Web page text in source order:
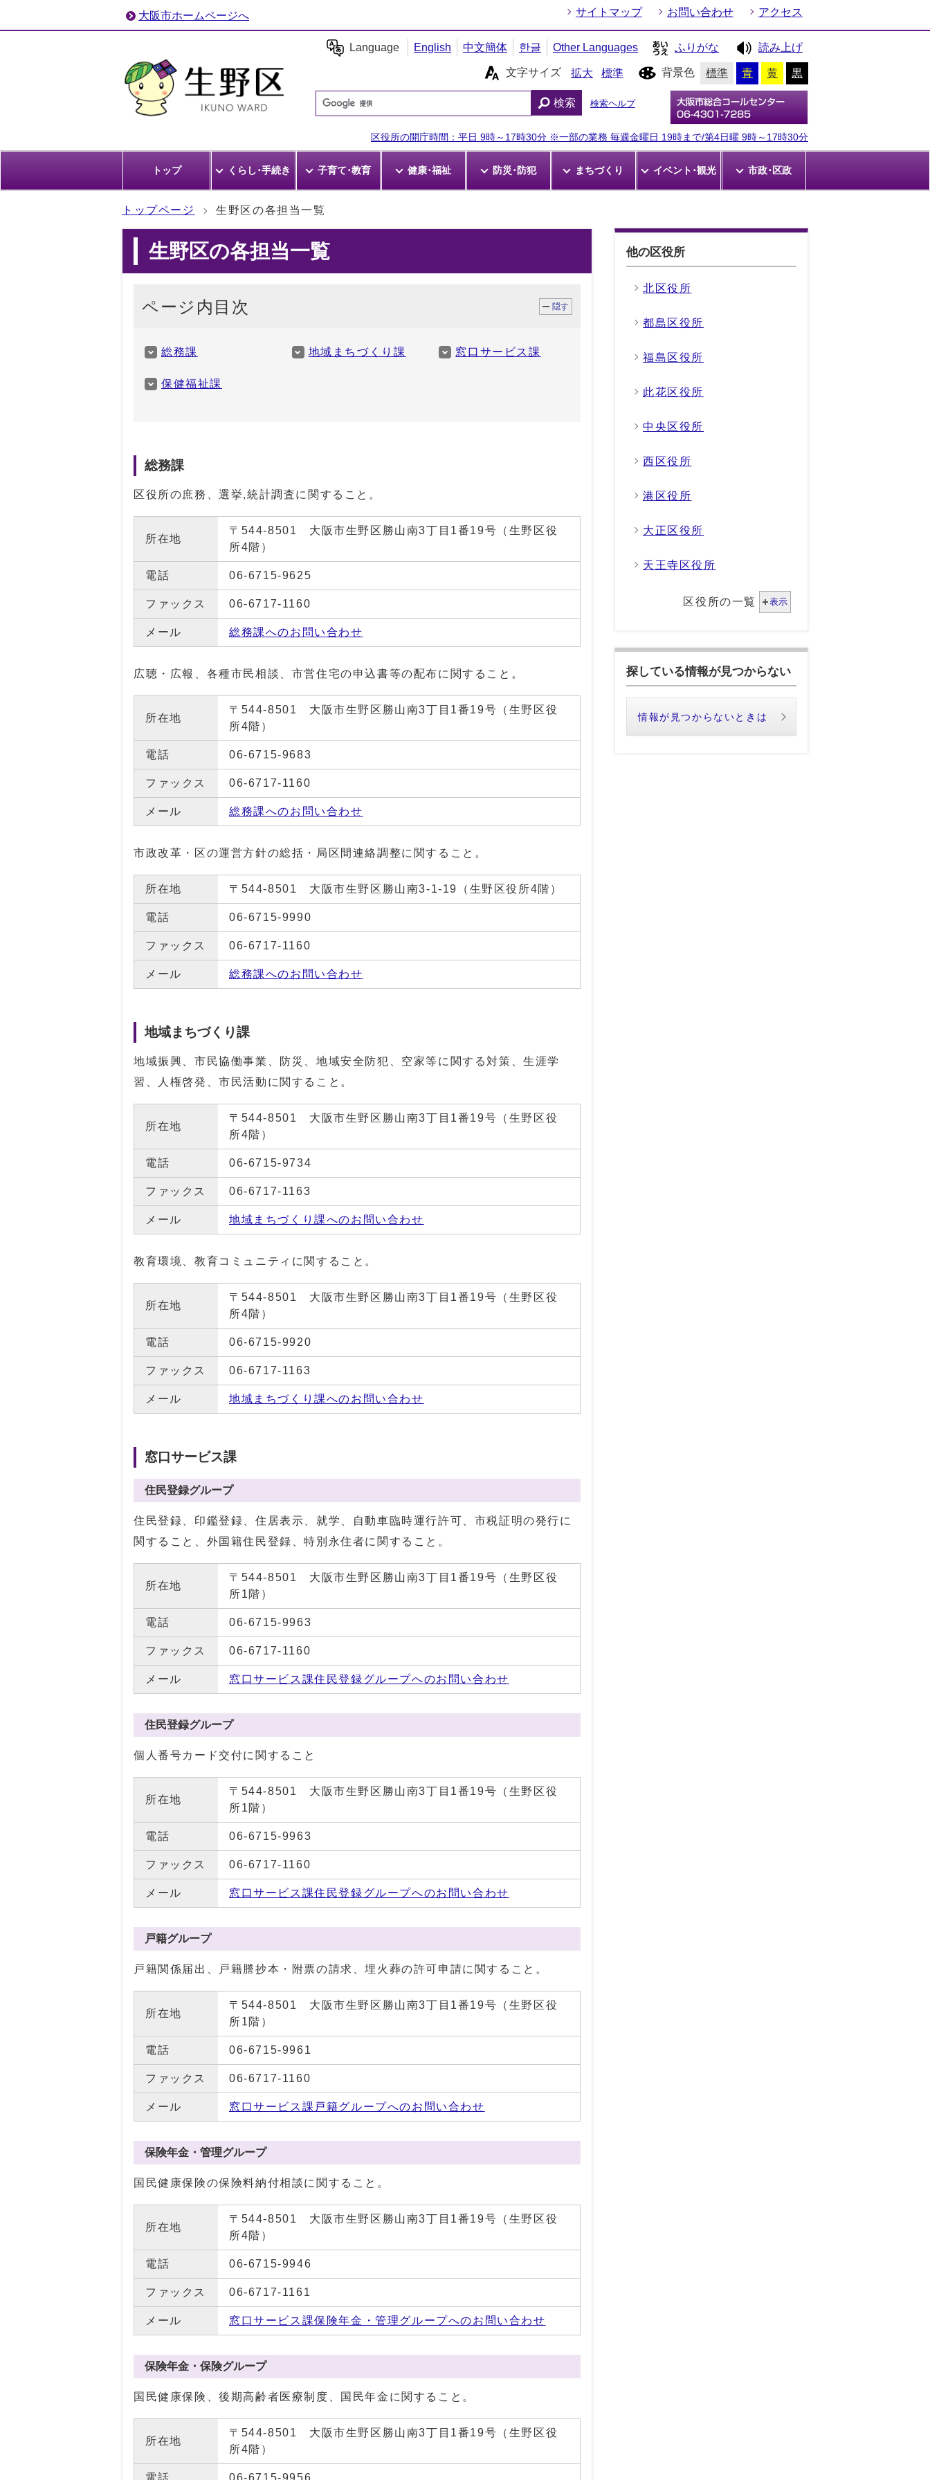
大阪市ホームページへ サイトマップ お問い合わせ アクセス
Language English 中文簡体 한글 Other Languages ふりがな 読み上げ
文字サイズ 拡大 標準 背景色 標準 青 黄 黒
検索 検索ヘルプ
区役所の開庁時間：平日 9時～17時30分 ※一部の業務 毎週金曜日 19時まで/第4日曜 9時～17時30分
トップ くらし･手続き 子育て･教育 健康･福祉 防災･防犯 まちづくり イベント･観光 市政･区政
トップページ 生野区の各担当一覧
生野区の各担当一覧
ページ内目次 隠す
総務課 地域まちづくり課 窓口サービス課
保健福祉課
総務課
区役所の庶務、選挙,統計調査に関すること。
所在地
〒544-8501 大阪市生野区勝山南3丁目1番19号（生野区役
所4階）
電話 06-6715-9625
ファックス 06-6717-1160
メール 総務課へのお問い合わせ
広聴・広報、各種市民相談、市営住宅の申込書等の配布に関すること。
所在地
〒544-8501 大阪市生野区勝山南3丁目1番19号（生野区役
所4階）
電話 06-6715-9683
ファックス 06-6717-1160
メール 総務課へのお問い合わせ
市政改革・区の運営方針の総括・局区間連絡調整に関すること。
所在地 〒544-8501 大阪市生野区勝山南3-1‐19（生野区役所4階）
電話 06-6715-9990
ファックス 06-6717-1160
メール 総務課へのお問い合わせ
地域まちづくり課
地域振興、市民協働事業、防災、地域安全防犯、空家等に関する対策、生涯学
習、人権啓発、市民活動に関すること。
所在地
〒544-8501 大阪市生野区勝山南3丁目1番19号（生野区役
所4階）
電話 06-6715-9734
ファックス 06-6717-1163
メール 地域まちづくり課へのお問い合わせ
教育環境、教育コミュニティに関すること。
所在地
〒544-8501 大阪市生野区勝山南3丁目1番19号（生野区役
所4階）
電話 06-6715-9920
ファックス 06-6717-1163
メール 地域まちづくり課へのお問い合わせ
窓口サービス課
住民登録グループ
住民登録、印鑑登録、住居表示、就学、自動車臨時運行許可、市税証明の発行に
関すること、外国籍住民登録、特別永住者に関すること。
所在地
〒544-8501 大阪市生野区勝山南3丁目1番19号（生野区役
所1階）
電話 06-6715-9963
ファックス 06-6717-1160
メール 窓口サービス課住民登録グループへのお問い合わせ
住民登録グループ
個人番号カード交付に関すること
所在地
〒544-8501 大阪市生野区勝山南3丁目1番19号（生野区役
所1階）
電話 06-6715-9963
ファックス 06-6717-1160
メール 窓口サービス課住民登録グループへのお問い合わせ
戸籍グループ
戸籍関係届出、戸籍謄抄本・附票の請求、埋火葬の許可申請に関すること。
所在地
〒544-8501 大阪市生野区勝山南3丁目1番19号（生野区役
所1階）
電話 06-6715-9961
ファックス 06-6717-1160
メール 窓口サービス課戸籍グループへのお問い合わせ
保険年金・管理グループ
国民健康保険の保険料納付相談に関すること。
所在地
〒544-8501 大阪市生野区勝山南3丁目1番19号（生野区役
所4階）
電話 06-6715-9946
ファックス 06-6717-1161
メール 窓口サービス課保険年金・管理グループへのお問い合わせ
保険年金・保険グループ
国民健康保険、後期高齢者医療制度、国民年金に関すること。
所在地
〒544-8501 大阪市生野区勝山南3丁目1番19号（生野区役
所4階）
電話 06-6715-9956
他の区役所
北区役所
都島区役所
福島区役所
此花区役所
中央区役所
西区役所
港区役所
大正区役所
天王寺区役所
区役所の一覧 表示
探している情報が見つからない
情報が見つからないときは